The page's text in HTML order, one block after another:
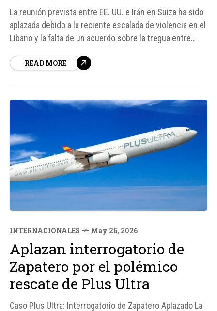
La reunión prevista entre EE. UU. e Irán en Suiza ha sido
aplazada debido a la reciente escalada de violencia en el
Líbano y la falta de un acuerdo sobre la tregua entre
acordado entre Israel y la milicia Hizbulá es un...
READ MORE
INTERNACIONALES May 26, 2026
Aplazan interrogatorio de
Zapatero por el polémico
rescate de Plus Ultra
Caso Plus Ultra: Interrogatorio de Zapatero Aplazado La